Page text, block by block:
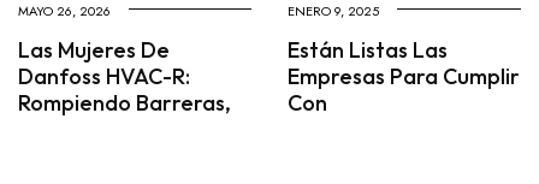
MAYO 26, 2026
Las Mujeres De
Danfoss HVAC-R:
Rompiendo Barreras,
ENERO 9, 2025
Están Listas Las
Empresas Para Cumplir
Con